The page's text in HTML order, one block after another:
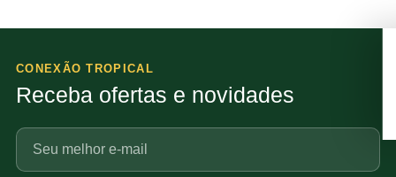
CONEXÃO TROPICAL
Receba ofertas e novidades
Seu
mail